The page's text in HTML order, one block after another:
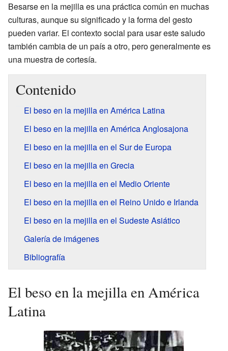
Besarse en la mejilla es una práctica común en muchas
culturas, aunque su significado y la forma del gesto
pueden variar. El contexto social para usar este saludo
también cambia de un país a otro, pero generalmente es
una muestra de cortesía.
Contenido
El beso en la mejilla en América Latina
El beso en la mejilla en América Anglosajona
El beso en la mejilla en el Sur de Europa
El beso en la mejilla en Grecia
El beso en la mejilla en el Medio Oriente
El beso en la mejilla en el Reino Unido e Irlanda
El beso en la mejilla en el Sudeste Asiático
Galería de imágenes
Bibliografía
El beso en la mejilla en América
Latina